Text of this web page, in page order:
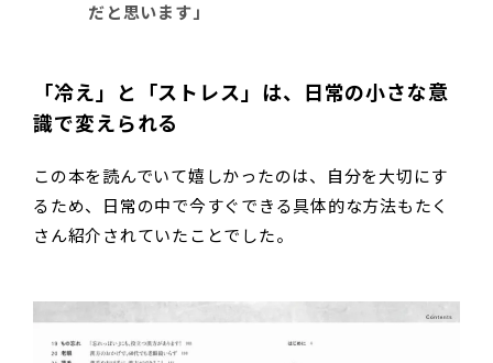
だと思います」
「冷え」と「ストレス」は、日常の小さな意
識で変えられる
この本を読んでいて嬉しかったのは、自分を大切にす
るため、日常の中で今すぐできる具体的な方法もたく
さん紹介されていたことでした。